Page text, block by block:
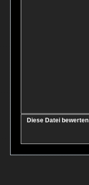
Diese Datei bewerten